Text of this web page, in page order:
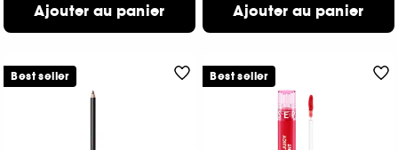
Ajouter au panier Ajouter au panier
Best seller Best seller